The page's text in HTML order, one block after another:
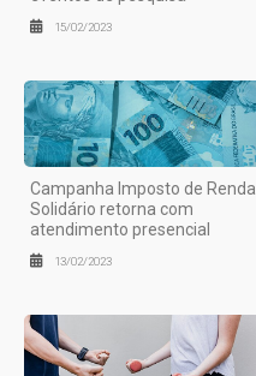
15/02/2023
Campanha Imposto de Renda
Solidário retorna com
atendimento presencial
13/02/2023